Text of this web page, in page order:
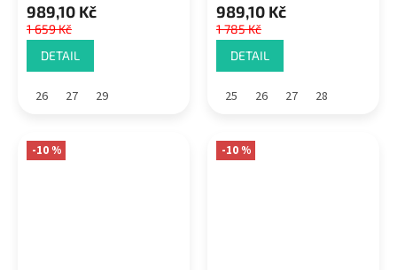
989,10 Kč
1 659 Kč
DETAIL
26 27 29
989,10 Kč
1 785 Kč
DETAIL
25 26 27 28
-10 % -10 %